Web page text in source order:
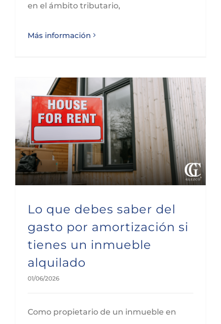
en el ámbito tributario,
Más información
Lo que debes saber del
gasto por amortización si
tienes un inmueble
alquilado
01/06/2026
Como propietario de un inmueble en